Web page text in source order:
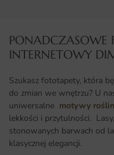
PONADCZASOWE
INTERNETOWY
Szukasz fototapety, która
do zmian we wnętrzu? U
uniwersalne motywy
lekkości i przytulności.
stonowanych barwach od
klasycznej elegancji.